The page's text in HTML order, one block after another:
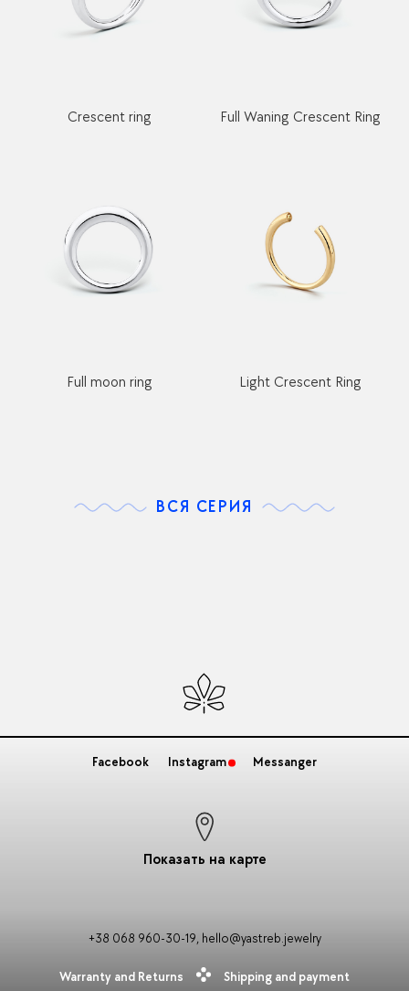
Crescent ring Full Waning Crescent Ring
Full moon ring Light Crescent Ring
ВСЯ СЕРИЯ
Facebook Instagram Messanger
Показать на карте
+38 068 960-30-19, hello@yastreb.jewelry
Warranty and Returns Shipping and payment